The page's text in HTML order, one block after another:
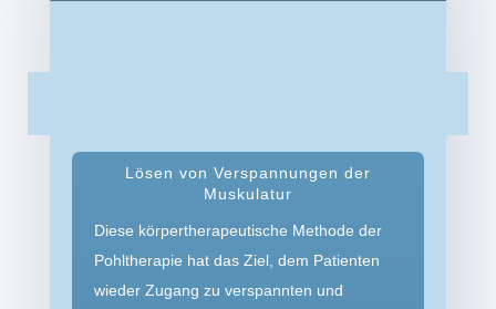
Lösen von Verspannungen der
Muskulatur
Diese körpertherapeutische Methode der
Pohltherapie hat das Ziel, dem Patienten
wieder Zugang zu verspannten und